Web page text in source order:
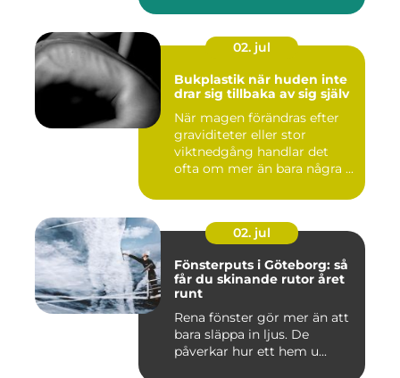
02. jul
Bukplastik när huden inte
drar sig tillbaka av sig själv
När magen förändras efter
graviditeter eller stor
viktnedgång handlar det
ofta om mer än bara några ...
02. jul
Fönsterputs i Göteborg: så
får du skinande rutor året
runt
Rena fönster gör mer än att
bara släppa in ljus. De
påverkar hur ett hem u...